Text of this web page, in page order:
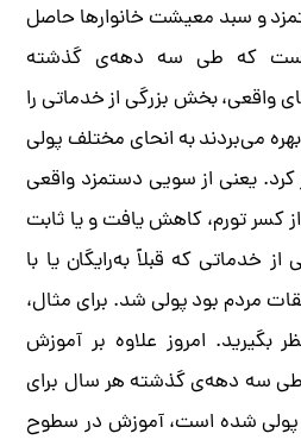
و سبد معیشت خانوارها حاصل
که طی سه دهه‌ی گذشته
واقعی، بخش بزرگی از خدماتی را
بهره می‌بردند به انحای مختلف پولی
کرد. یعنی از سویی دستمزد واقعی
کسر تورم، کاهش یافت و یا ثابت
خدماتی که قبلاً به‌رایگان یا با
مردم بود پولی شد. برای مثال،
بگیرید. امروز علاوه بر آموزش
طی سه دهه‌ی گذشته هر سال برای
شده است، آموزش در سطوح